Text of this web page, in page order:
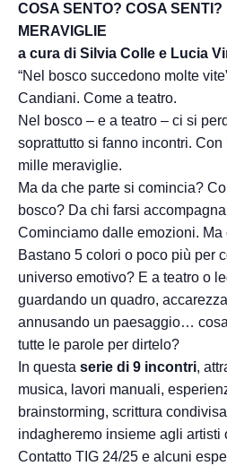
COSA SENTO? COSA SENTI?
MERAVIGLIE
a cura di Silvia Colle e Lucia
“Nel bosco succedono molte
Candiani. Come a teatro.
Nel bosco – e a teatro – ci si
soprattutto si fanno incontri.
mille meraviglie.
Ma da che parte si comincia?
bosco? Da chi farsi
Cominciamo dalle emozioni. Ma
Bastano 5 colori o poco più per
universo emotivo? E a teatro o
guardando un quadro,
annusando un paesaggio…
tutte le parole per dirtelo?
In questa serie di 9 incontri,
musica, lavori manuali,
brainstorming, scrittura
indagheremo insieme agli artisti
Contatto TIG 24/25 e alcuni